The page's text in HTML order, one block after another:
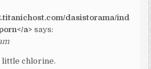
dasistorama/ind
a> says:
little chlorine.